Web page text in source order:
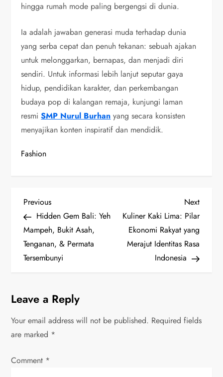
hingga rumah mode paling bergengsi di dunia.
Ia adalah jawaban generasi muda terhadap dunia
yang serba cepat dan penuh tekanan: sebuah ajakan
untuk melonggarkan, bernapas, dan menjadi diri
sendiri. Untuk informasi lebih lanjut seputar gaya
hidup, pendidikan karakter, dan perkembangan
budaya pop di kalangan remaja, kunjungi laman
resmiSMP Nurul Burhan yang secara konsisten
menyajikan konten inspiratif dan mendidik.
Fashion
P
o
s
n
a
v
i
Previous
Post
Previous
Hidden Gem Bali: Yeh
Mampeh, Bukit Asah,
Tenganan, & Permata
Tersembunyi
Next
Post
Next
Kuliner Kaki Lima: Pilar
Ekonomi Rakyat yang
Merajut Identitas Rasa
Indonesia
Leave a Reply
Your email address will not be published. Required fields
are marked *
Comment *